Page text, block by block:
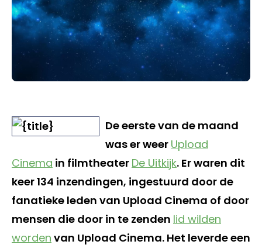
De eerste van de maand
was er weer Upload
Cinema in filmtheater De Uitkijk. Er waren dit
keer 134 inzendingen, ingestuurd door de
fanatieke leden van Upload Cinema of door
mensen die door in te zenden lid wilden
worden van Upload Cinema. Het leverde een